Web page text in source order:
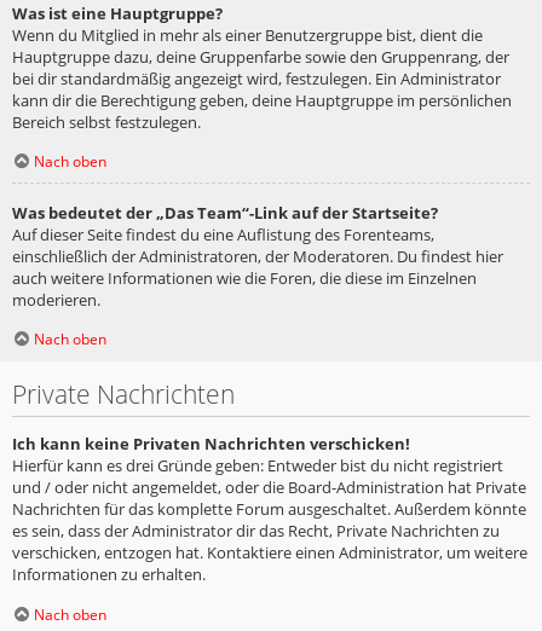
Was ist eine Hauptgruppe?
Wenn du Mitglied in mehr als einer Benutzergruppe bist, dient die
Hauptgruppe dazu, deine Gruppenfarbe sowie den Gruppenrang, der
bei dir standardmäßig angezeigt wird, festzulegen. Ein Administrator
kann dir die Berechtigung geben, deine Hauptgruppe im persönlichen
Bereich selbst festzulegen.
Nach oben
Was bedeutet der „Das Team“-Link auf der Startseite?
Auf dieser Seite findest du eine Auflistung des Forenteams,
einschließlich der Administratoren, der Moderatoren. Du findest hier
auch weitere Informationen wie die Foren, die diese im Einzelnen
moderieren.
Nach oben
Private Nachrichten
Ich kann keine Privaten Nachrichten verschicken!
Hierfür kann es drei Gründe geben: Entweder bist du nicht registriert
und / oder nicht angemeldet, oder die Board-Administration hat Private
Nachrichten für das komplette Forum ausgeschaltet. Außerdem könnte
es sein, dass der Administrator dir das Recht, Private Nachrichten zu
verschicken, entzogen hat. Kontaktiere einen Administrator, um weitere
Informationen zu erhalten.
Nach oben